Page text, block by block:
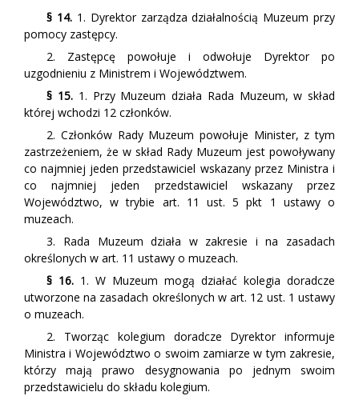
§ 14. 1. Dyrektor zarządza działalnością Muzeum przy
pomocy zastępcy.
2. Zastępcę powołuje i odwołuje Dyrektor po
uzgodnieniu z Ministrem i Województwem.
§ 15. 1. Przy Muzeum działa Rada Muzeum, w skład
której wchodzi 12 członków.
2. Członków Rady Muzeum powołuje Minister, z tym
zastrzeżeniem, że w skład Rady Muzeum jest powoływany
co najmniej jeden przedstawiciel wskazany przez Ministra i
co najmniej jeden przedstawiciel wskazany przez
Województwo, w trybie art. 11 ust. 5 pkt 1 ustawy o
muzeach.
3. Rada Muzeum działa w zakresie i na zasadach
określonych w art. 11 ustawy o muzeach.
§ 16. 1. W Muzeum mogą działać kolegia doradcze
utworzone na zasadach określonych w art. 12 ust. 1 ustawy
o muzeach.
2. Tworząc kolegium doradcze Dyrektor informuje
Ministra i Województwo o swoim zamiarze w tym zakresie,
którzy mają prawo desygnowania po jednym swoim
przedstawicielu do składu kolegium.